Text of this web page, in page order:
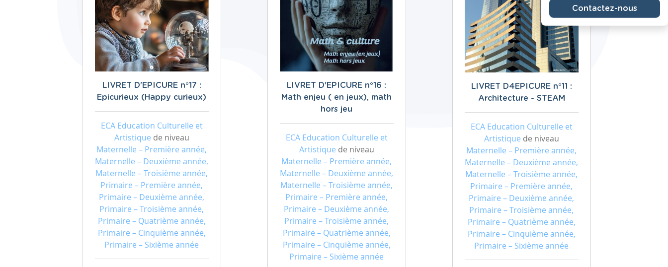
LIVRET D'EPICURE n°17 :
Epicurieux (Happy curieux)
ECA Education Culturelle et
Artistique de niveau
Maternelle – Première année,
Maternelle – Deuxième année,
Maternelle – Troisième année,
Primaire – Première année,
Primaire – Deuxième année,
Primaire – Troisième année,
Primaire – Quatrième année,
Primaire – Cinquième année,
Primaire – Sixième année
LIVRET D'EPICURE n°16 :
Math enjeu ( en jeux), math
hors jeu
ECA Education Culturelle et
Artistique de niveau
Maternelle – Première année,
Maternelle – Deuxième année,
Maternelle – Troisième année,
Primaire – Première année,
Primaire – Deuxième année,
Primaire – Troisième année,
Primaire – Quatrième année,
Primaire – Cinquième année,
Primaire – Sixième année
LIVRET D4EPICURE n°11 :
Architecture - STEAM
ECA Education Culturelle et
Artistique de niveau
Maternelle – Première année,
Maternelle – Deuxième année,
Maternelle – Troisième année,
Primaire – Première année,
Primaire – Deuxième année,
Primaire – Troisième année,
Primaire – Quatrième année,
Primaire – Cinquième année,
Primaire – Sixième année
Contactez-nous